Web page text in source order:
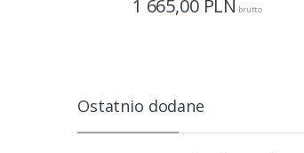
1 665,00 PLN brutto
Ostatnio dodane